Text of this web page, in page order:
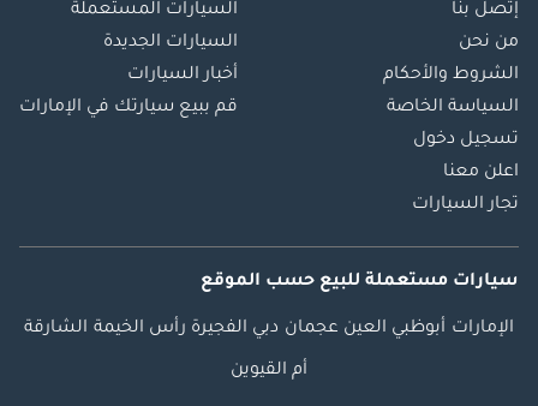
إتصل بنا
من نحن
الشروط والأحكام
السياسة الخاصة
تسجيل دخول
اعلن معنا
تجار السيارات
السيارات المستعملة
السيارات الجديدة
أخبار السيارات
قم ببيع سيارتك في الإمارات
سيارات مستعملة للبيع حسب الموقع
الإمارات أبوظبي العين عجمان دبي الفجيرة رأس الخيمة الشارقة
أم القيوين